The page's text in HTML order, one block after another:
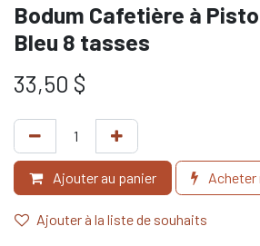
Bodum Cafetière à
Bleu 8 tasses
33,50 $
Ajouter au panier
Ajouter à la liste de souhaits